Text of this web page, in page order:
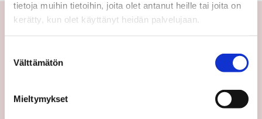
tietoja muihin tietoihin, joita olet antanut heille tai joita on
kerätty, kun olet käyttänyt heidän palvelujaan.
valinta
Välttämätön
Mieltymykset
erillistalo,
maatila
Medialle